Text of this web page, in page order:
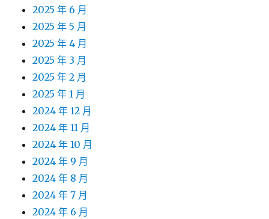
2025 年 6 月
2025 年 5 月
2025 年 4 月
2025 年 3 月
2025 年 2 月
2025 年 1 月
2024 年 12 月
2024 年 11 月
2024 年 10 月
2024 年 9 月
2024 年 8 月
2024 年 7 月
2024 年 6 月